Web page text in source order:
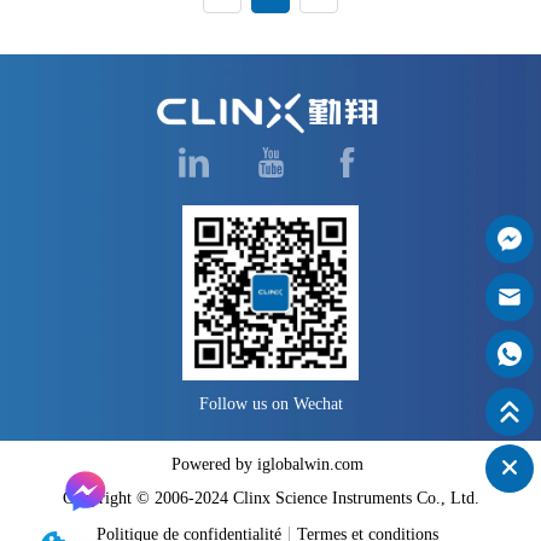
la construction de modèles de
problème, à savoir que bien que
les cellules tumorales marquées
avec des gènes rapp...
Follow us on Wechat
Powered by iglobalwin.com
Copyright © 2006-2024 Clinx Science Instruments Co., Ltd.
Politique de confidentialité
Termes et conditions